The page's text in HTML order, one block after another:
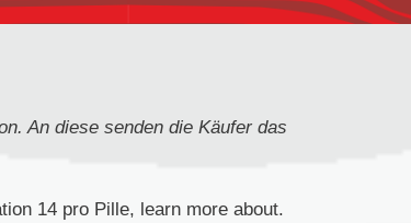
An diese senden die Käufer das
14 pro Pille, learn more about.